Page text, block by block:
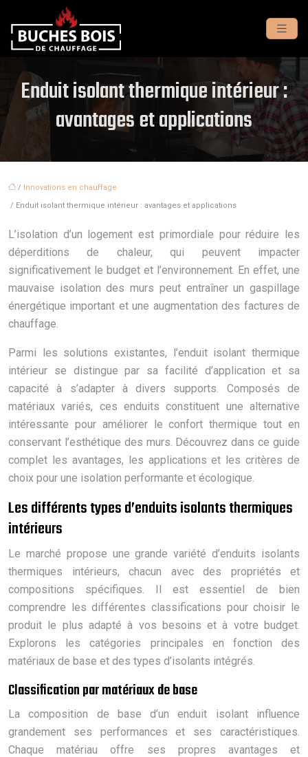
Enduit isolant thermique intérieur :
avantages et applications
/ Innovations en chauffage
/ Enduit isolant thermique intérieur : avantages et applications
L’isolation d’un logement est primordiale pour réduire les
déperditions de chaleur, qui peuvent impacter
significativement le budget et l’environnement. En effet, une
mauvaise isolation des murs peut entraîner un gaspillage
énergétique important et une augmentation des factures de
chauffage.
Parmi les solutions existantes, l’enduit isolant thermique
intérieur se distingue par sa facilité d’application et sa
capacité à s’adapter à divers supports. Composés de
matériaux variés, ces enduits constituent une alternative
intéressante pour améliorer le confort thermique tout en
conservant l’esthétique des murs. Découvrez dans ce guide
complet les avantages, les applications et les critères de
choix pour une isolation performante et écologique.
Les différents types d’enduits isolants thermiques
intérieurs
Le marché propose une grande variété d’enduits isolants
thermiques intérieurs, chacun avec des propriétés et
compositions spécifiques. Il est essentiel de bien
comprendre les différentes classifications pour choisir le
produit le plus adapté à vos besoins et à votre budget.
Explorons les catégories principales en fonction des
matériaux de base et des types d’isolants intégrés.
Classification par matériaux de base
La composition de base d’un enduit isolant influence
grandement ses performances et ses caractéristiques.
Chaque matériau offre ses propres avantages et